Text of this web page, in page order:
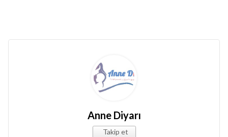
Anne Diyarı
Takip et